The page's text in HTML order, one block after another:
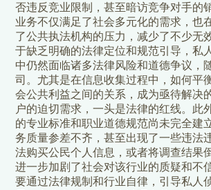
否违反竞业限制，甚至暗访竞争对手的
业务不仅满足了社会多元化的需求，也
了公共执法机构的压力，减少了不少无
于缺乏明确的法律定位和规范引导，私
中仍然面临诸多法律风险和道德争议，
司。尤其是在信息收集过程中，如何平
会公共利益之间的关系，成为亟待解决
户的迫切需求，一头是法律的红线。此
的专业标准和职业道德规范尚未完全建
务质量参差不齐，甚至出现了一些违法
法购买公民个人信息，或者将调查结果
进一步加剧了社会对该行业的质疑和不
要通过法律规制和行业自律，引导私人